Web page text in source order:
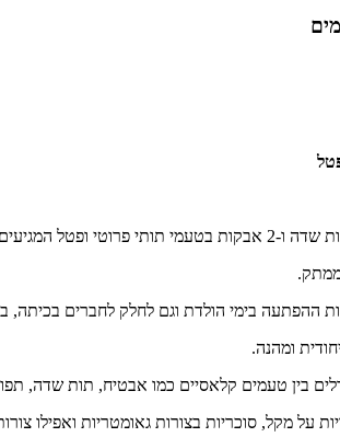
המחולקת ל-3 תאים!
ההפתעה בימי הולדת וגם לחלק לחברים בכיתה,
ומהנה.
בין טעמים קלאסיים כמו אבטיח, תות שדה,
על מקל, סוכריות בצורות גאומטריות ואפילו